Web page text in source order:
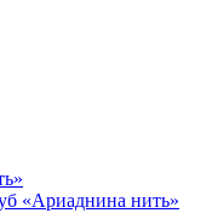
«Ариаднина нить»